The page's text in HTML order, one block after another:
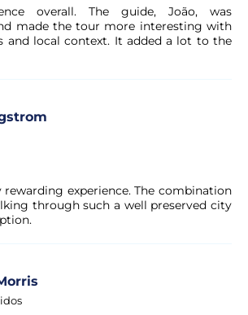
é confirmada
uma validação rápida para garantir a
experiência. Em poucos momentos,
no seu e-mail.
seguro?
são processados através de
dos seus dados pessoais e
overall. The guide, João, was
made the tour more interesting with
and local context. It added a lot to the
experience. The combination
through such a well preserved city